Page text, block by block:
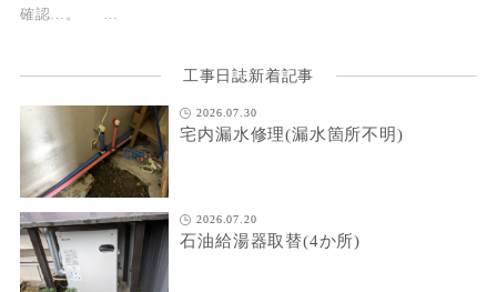
確認…。 …
工事日誌新着記事
2026.07.30
宅内漏水修理(漏水箇所不明)
2026.07.20
石油給湯器取替(4か所)